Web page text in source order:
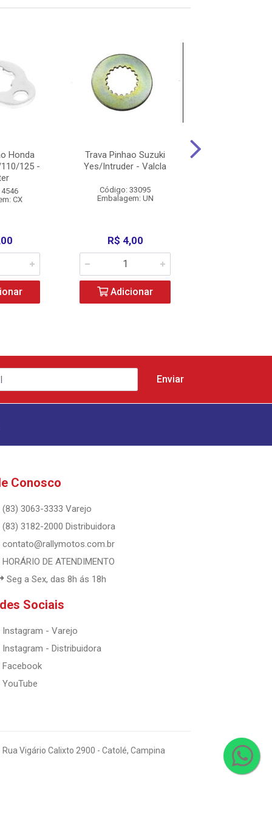
Honda
125 -
CX
Trava Pinhao Suzuki
Yes/Intruder - Valcla
Código: 33095
Embalagem: UN
R$ 4,00
Adicionar
Conosco
(83) 3063-3333 Varejo
(83) 3182-2000 Distribuidora
contato@rallymotos.com.br
HORÁRIO DE ATENDIMENTO
Seg a Sex, das 8h ás 18h
Sociais
Instagram - Varejo
Instagram - Distribuidora
Facebook
YouTube
Vigário Calixto 2900 - Catolé, Campina